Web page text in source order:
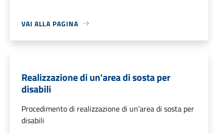
VAI ALLA PAGINA
Realizzazione di un'area di sosta per
disabili
Procedimento di realizzazione di un'area di sosta per
disabili